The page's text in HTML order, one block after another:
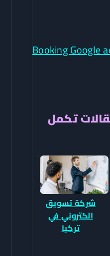
Booking Google
تكمل
شركة تسويق
الكتروني في
تركيا